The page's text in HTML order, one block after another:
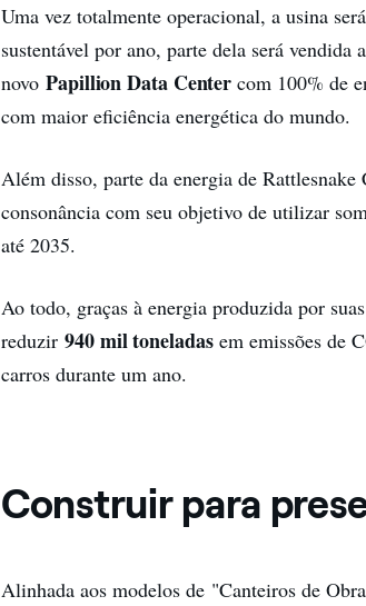
Uma vez totalmente operacional, a usina
sustentável por ano, parte dela será vendida
novoPapillion Data Center com 100% de
com maior eficiência energética do mundo.
Além disso, parte da energia de
consonância com seu objetivo de utilizar
até 2035.
Ao todo, graças à energia produzida por suas
reduzir940 mil toneladasem emissões de
carros durante um ano.
Construir para
Alinhada aos modelos de "Canteiros de